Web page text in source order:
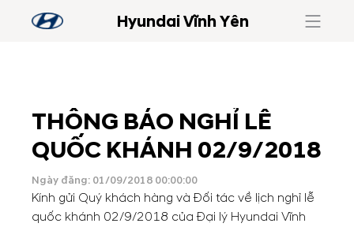
Hyundai Vĩnh Yên
THÔNG BÁO NGHỈ LỄ
QUỐC KHÁNH 02/9/2018
Ngày đăng: 01/09/2018 00:00:00
Kính gửi Quý khách hàng và Đối tác về lịch nghỉ lễ
quốc khánh 02/9/2018 của Đại lý Hyundai Vĩnh